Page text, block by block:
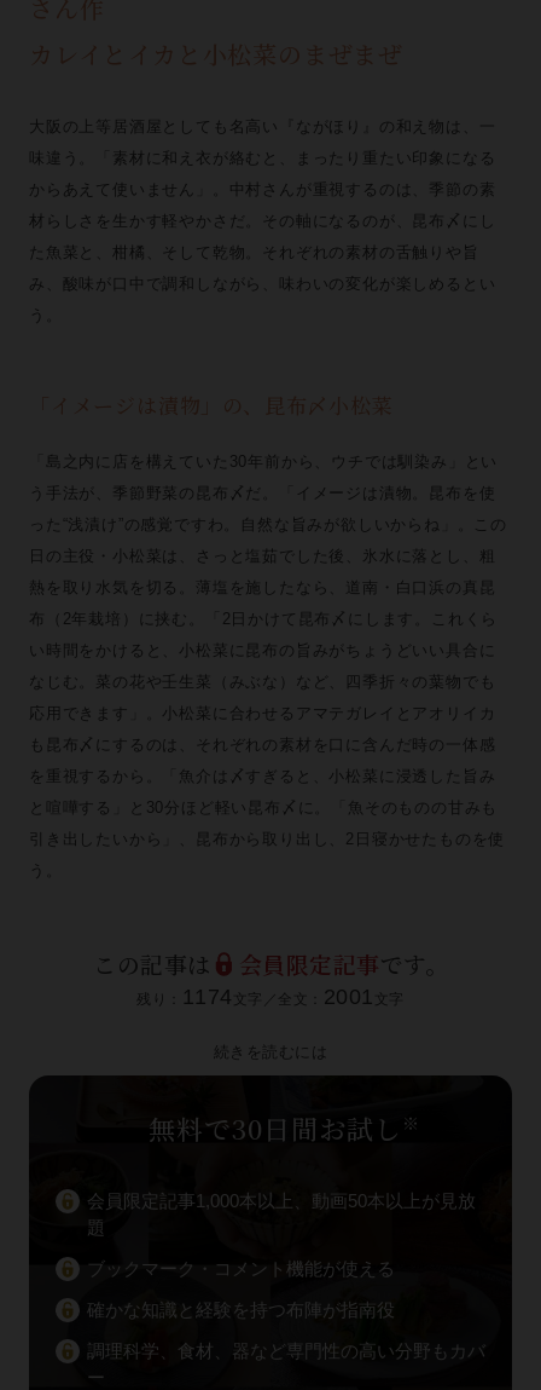
さん作
カレイとイカと小松菜のまぜまぜ
大阪の上等居酒屋としても名高い『ながほり』の和え物は、一
味違う。「素材に和え衣が絡むと、まったり重たい印象になる
からあえて使いません」。中村さんが重視するのは、季節の素
材らしさを生かす軽やかさだ。その軸になるのが、昆布〆にし
た魚菜と、柑橘、そして乾物。それぞれの素材の舌触りや旨
み、酸味が口中で調和しながら、味わいの変化が楽しめるとい
う。
「イメージは漬物」の、昆布〆小松菜
「島之内に店を構えていた30年前から、ウチでは馴染み」とい
う手法が、季節野菜の昆布〆だ。「イメージは漬物。昆布を使
った“浅漬け”の感覚ですわ。自然な旨みが欲しいからね」。この
日の主役・小松菜は、さっと塩茹でした後、氷水に落とし、粗
熱を取り水気を切る。薄塩を施したなら、道南・白口浜の真昆
布（2年栽培）に挟む。「2日かけて昆布〆にします。これくら
い時間をかけると、小松菜に昆布の旨みがちょうどいい具合に
なじむ。菜の花や壬生菜（みぶな）など、四季折々の葉物でも
応用できます」。小松菜に合わせるアマテガレイとアオリイカ
も昆布〆にするのは、それぞれの素材を口に含んだ時の一体感
を重視するから。「魚介は〆すぎると、小松菜に浸透した旨み
と喧嘩する」と30分ほど軽い昆布〆に。「魚そのものの甘みも
引き出したいから」、昆布から取り出し、2日寝かせたものを使
う。
この記事は 会員限定記事です。
残り： 1174 文字／全文： 2001 文字
続きを読むには
無料で30日間お試し ※
会員限定記事1,000本以上、動画50本以上が見放
題
ブックマーク・コメント機能が使える
確かな知識と経験を持つ布陣が指南役
調理科学、食材、器など専門性の高い分野もカバ
ー